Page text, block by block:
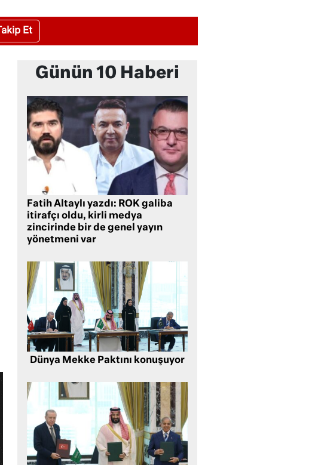
Takip Et
Günün 10 Haberi
Fatih Altaylı yazdı: ROK galiba
itirafçı oldu, kirli medya
zincirinde bir de genel yayın
yönetmeni var
Dünya Mekke Paktını konuşuyor